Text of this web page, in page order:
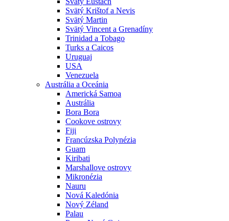
Svätý Krištof a Nevis
Svätý Martin
Svätý Vincent a Grenadíny
Trinidad a Tobago
Turks a Caicos
Uruguaj
USA
Venezuela
Austrália a Oceánia
Americká Samoa
Austrália
Bora Bora
Cookove ostrovy
Fiji
Francúzska Polynézia
Guam
Kiribati
Marshallove ostrovy
Mikronézia
Nauru
Nová Kaledónia
Nový Zéland
Palau